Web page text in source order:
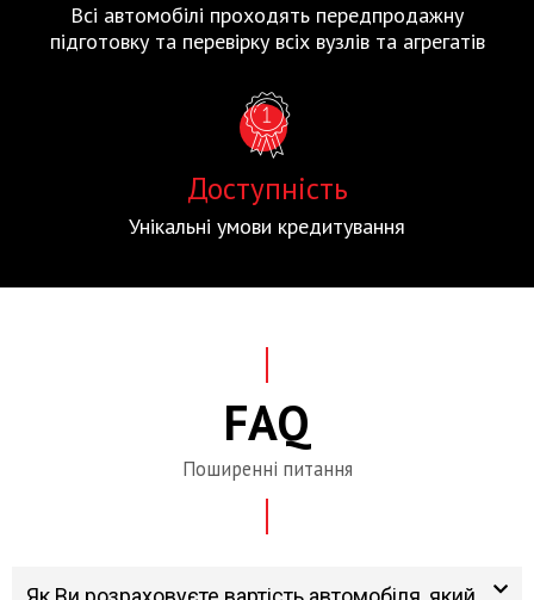
Всі автомобілі проходять передпродажну
підготовку та перевірку всіх вузлів та агрегатів
Доступність
Унікальні умови кредитування
FAQ
Поширенні питання